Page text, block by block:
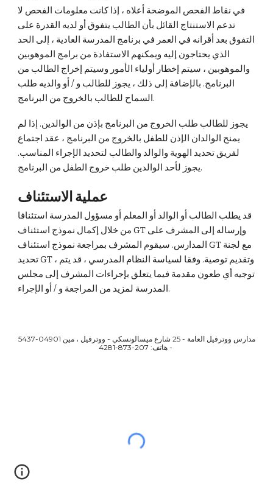
في نقاط الفحص الموضحة أعلاه ، إذا كانت معلومات الفحص لا
تدعم الاستنتاج القائل بأن الطالب يتفوق أو لديه القدرة على
التفوق بعد أقرانه في العمر في برنامج المدرسة العادية ، إلى الحد
الذي يحتاجون إليه ويمكنهم الاستفادة من برامج الموهوبين
والموهوبين ، سيتم إخطار أولياء الأمور وسيتم إخراج الطالب من
البرنامج. بالإضافة إلى ذلك ، يجوز للطالب و / أو والديه طلب
السماح للطالب بالخروج من البرنامج.
يجوز للطالب طلب الخروج من البرنامج بإذن من الوالدين. إذا لم
يمنح الوالدان الإذن للطفل بالخروج من البرنامج ، عقد اجتماع
لفريق تحديد الهوية والوالد والطالب لتحديد الإجراء المناسب.
يجوز لأحد الوالدين طلب خروج الطفل من البرنامج.
عملية الاستئناف
قد يطلب الطالب أو الوالد أو المعلم أو مسؤول المدرسة استئنافا
من خلال إكمال نموذج استئناف GT وإرساله إلى المشرف على
المدارس. سيقوم المشرف بمراجعة نموذج استئناف GT مع لجنة
تحديد GT ، وتقديم توصية. وفقا لسياسة النظام المدرسي ، قد يتم
توجيه أي طعون مقدمة فيما يتعلق بإجراءات المشرف إلى مجلس
المدرسة لمزيد من المراجعة و / أو الإجراء.
مدارس ووترفيل العامة - 25 شارع ميسالونسكي - ووترفيل ، مين 04901-5437